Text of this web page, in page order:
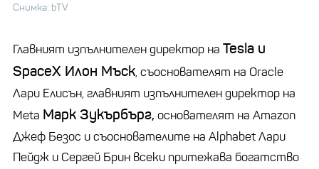
Снимка: bTV
Главният изпълнителен директор на Tesla и
SpaceX Илон Мъск, съоснователят на Oracle
Лари Елисън, главният изпълнителен директор на
Meta Марк Зукърбърг, основателят на Amazon
Джеф Безос и съоснователите на Alphabet Лари
Пейдж и Сергей Брин всеки притежава богатство